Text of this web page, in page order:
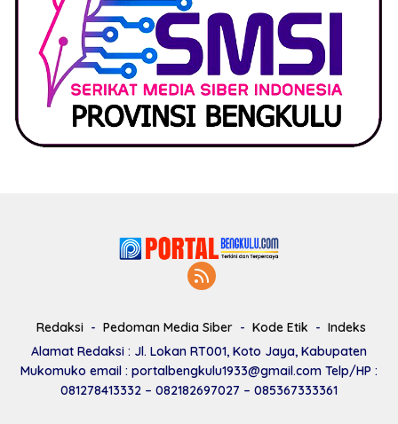
Redaksi Pedoman Media Siber Kode Etik
Indeks
Alamat Redaksi : Jl. Lokan RT001, Koto Jaya, Kabupaten
Mukomuko email : portalbengkulu1933@gmail.com Telp/HP :
081278413332 – 082182697027 – 085367333361